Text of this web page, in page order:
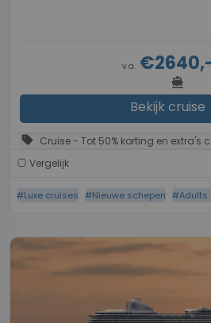
v.a.
directions_boat
Bekijk cruise
sell Cruise - Tot 50% korting en extra's
Vergelijk
#Luxe cruises #Nieuwe schepen #Adults